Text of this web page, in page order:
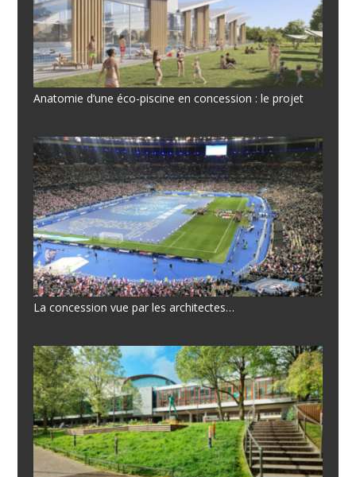
Anatomie d’une éco-piscine en concession : le projet
La concession vue par les architectes…